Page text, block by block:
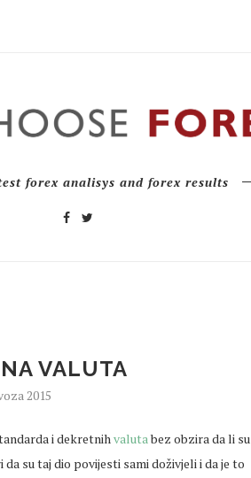
forex analisys and forex results
VALUTA
2015
i dekretnih valutabez obzira da li su
su taj dio povijesti sami doživjeli i da je to